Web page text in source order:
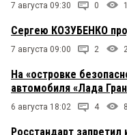
7 августа 09:30 0
Сергею КОЗУБЕНКО
7 августа 09:00 2
На «островке
автомобиля «Лада
6 августа 18:02 4
Росстандарт